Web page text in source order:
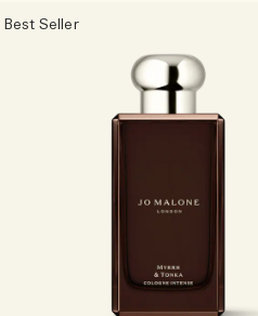
Best Seller